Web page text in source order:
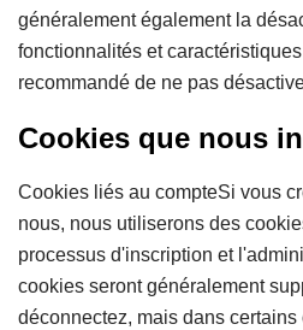
généralement également la
fonctionnalités et
recommandé de ne pas
Cookies que nous
Cookies liés au compteSi vous
nous, nous utiliserons des
processus d'inscription et
cookies seront généralement
déconnectez, mais dans